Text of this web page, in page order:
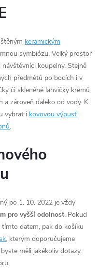
keramickým
symbiózu. Velký prostor
koupelny. Stejně
předmětů po bocích i v
či skleněné lahvičky krémů
a zároveň daleko od vody. K
vybrat i kovovou výpusť
.
po 1. 10. 2022 je vždy
pro vyšší odolnost. Pokud
datem, pak do košíku
, kterým doporučujeme
měli jakékoliv dotazy,